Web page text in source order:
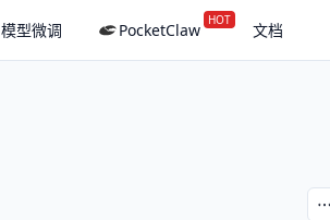
模型微调 PocketClaw HOT 文档